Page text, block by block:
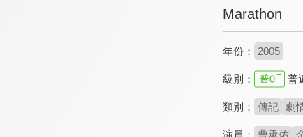
Marathon
年份： 2005
級別： 普
類別： 傳記 劇